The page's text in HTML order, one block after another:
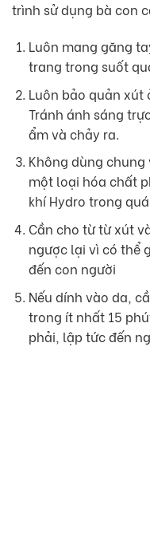
trình sử dụng bà con
Luôn mang găng
trang trong suốt
Luôn bảo quản xút
Tránh ánh sáng
ẩm và chảy ra.
Không dùng chung
một loại hóa chất
khí Hydro trong
Cần cho từ từ xút
ngược lại vì có thể
đến con người
Nếu dính vào da,
trong ít nhất 15
phải, lập tức đến